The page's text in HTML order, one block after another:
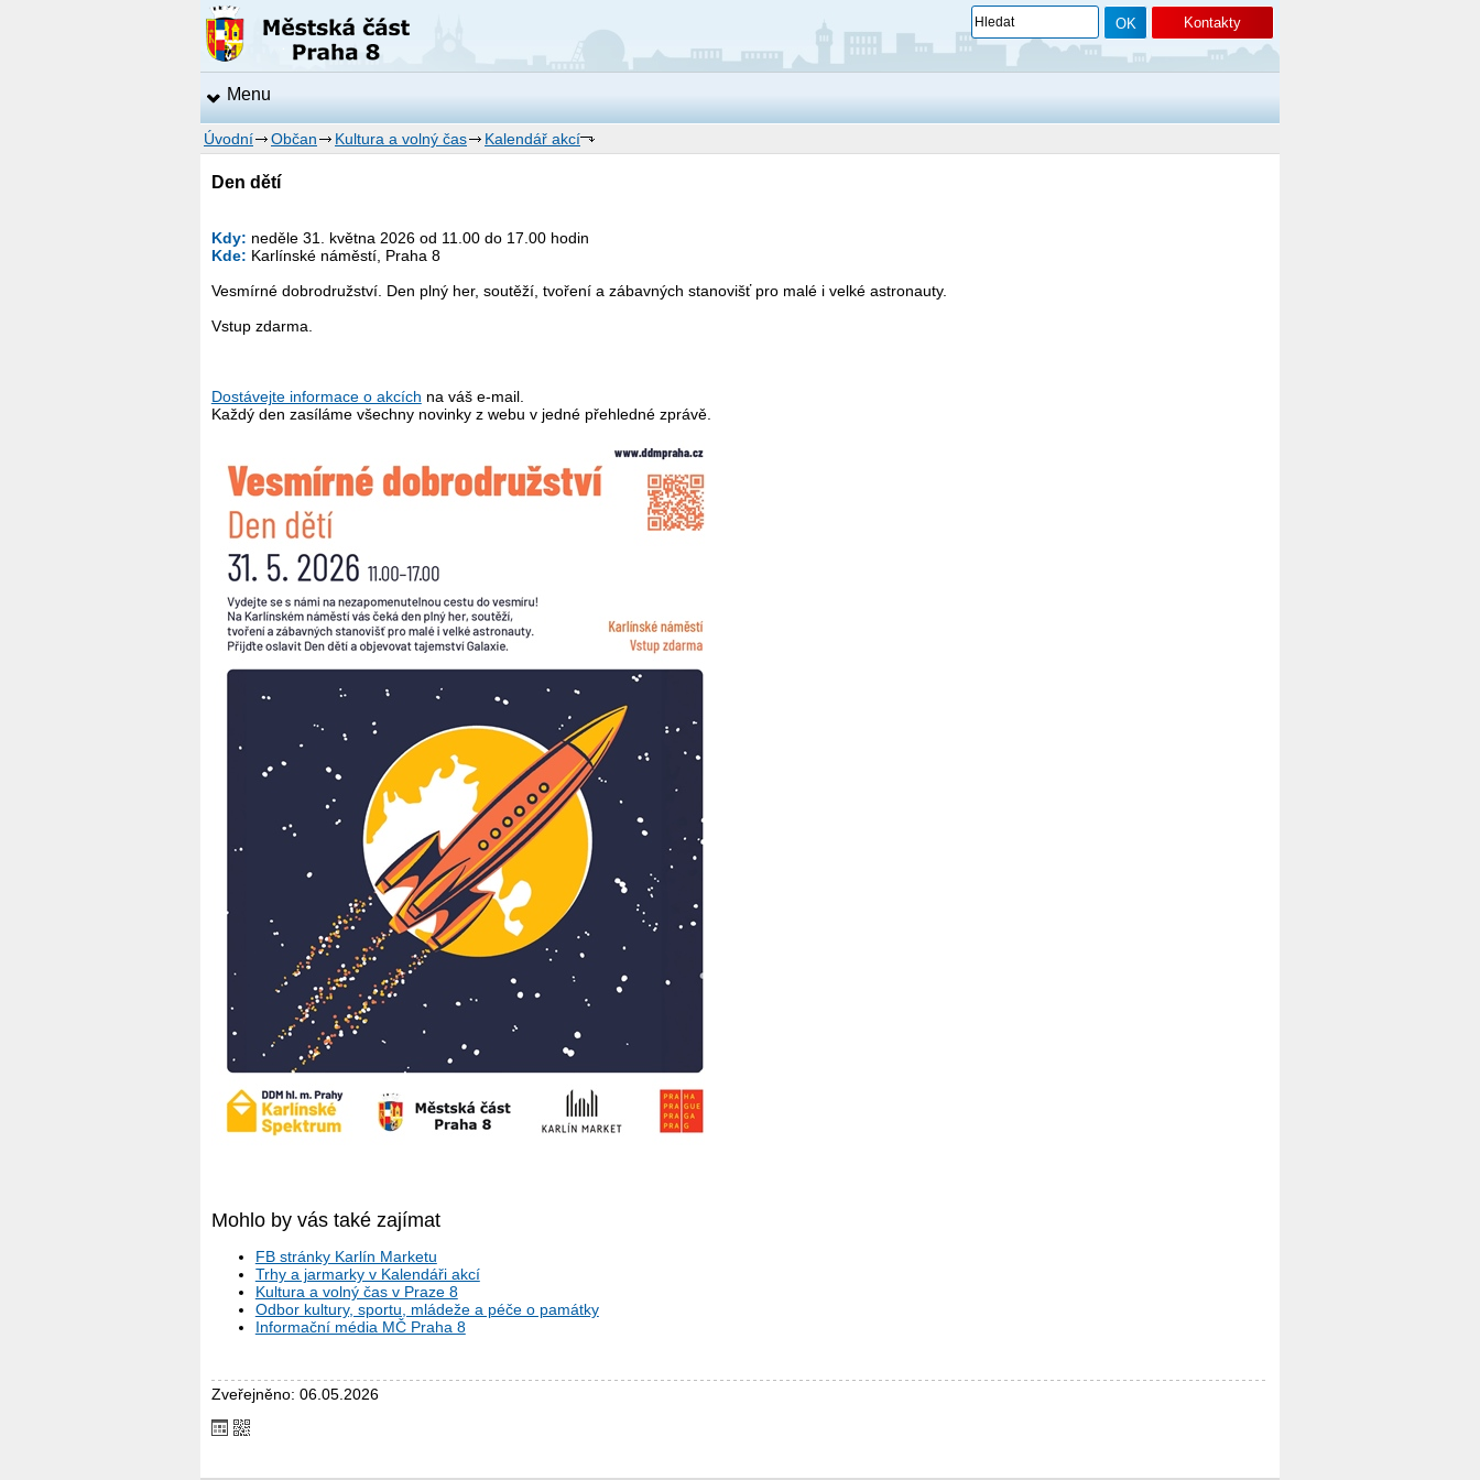
Kontakty
Menu
Úvodní Občan Kultura a volný čas Kalendář akcí
Den dětí
Kdy: neděle 31. května 2026 od 11.00 do 17.00 hodin
Kde: Karlínské náměstí, Praha 8
Vesmírné dobrodružství. Den plný her, soutěží, tvoření a zábavných stanovišť pro malé i velké astronauty.
Vstup zdarma.
Dostávejte informace o akcích na váš e-mail.
Každý den zasíláme všechny novinky z webu v jedné přehledné zprávě.
Mohlo by vás také zajímat
FB stránky Karlín Marketu
Trhy a jarmarky v Kalendáři akcí
Kultura a volný čas v Praze 8
Odbor kultury, sportu, mládeže a péče o památky
Informační média MČ Praha 8
Zveřejněno: 06.05.2026